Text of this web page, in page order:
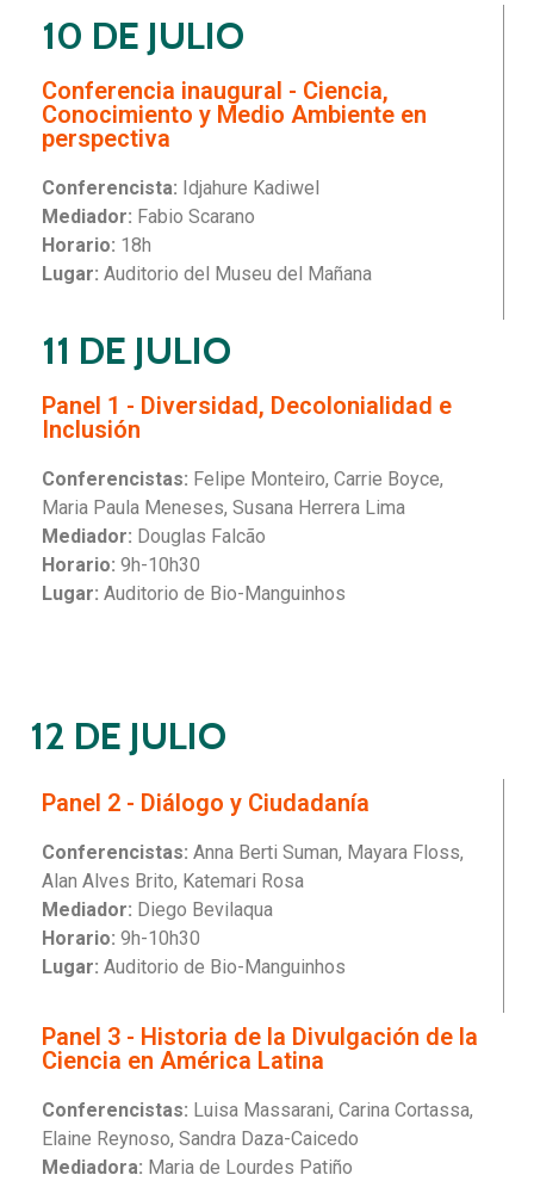
10 DE JULIO
Conferencia inaugural - Ciencia,
Conocimiento y Medio Ambiente en
perspectiva
Conferencista: Idjahure Kadiwel
Mediador: Fabio Scarano
Horario: 18h
Lugar: Auditorio del Museu del Mañana
11 DE JULIO
Panel 1 - Diversidad, Decolonialidad e
Inclusión
Conferencistas: Felipe Monteiro, Carrie Boyce,
Maria Paula Meneses, Susana Herrera Lima
Mediador: Douglas Falcão
Horario: 9h-10h30
Lugar: Auditorio de Bio-Manguinhos
12 DE JULIO
Panel 2 - Diálogo y Ciudadanía
Conferencistas: Anna Berti Suman, Mayara Floss,
Alan Alves Brito, Katemari Rosa
Mediador: Diego Bevilaqua
Horario: 9h-10h30
Lugar: Auditorio de Bio-Manguinhos
Panel 3 - Historia de la Divulgación de la
Ciencia en América Latina
Conferencistas: Luisa Massarani, Carina Cortassa,
Elaine Reynoso, Sandra Daza-Caicedo
Mediadora: Maria de Lourdes Patiño